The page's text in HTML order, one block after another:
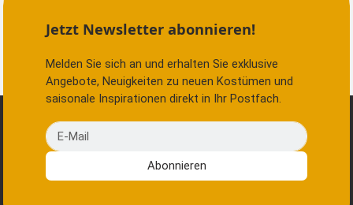
Jetzt Newsletter abonnieren!
Melden Sie sich an und erhalten Sie exklusive
Angebote, Neuigkeiten zu neuen Kostümen und
saisonale Inspirationen direkt in Ihr Postfach.
E-Mail
Abonnieren